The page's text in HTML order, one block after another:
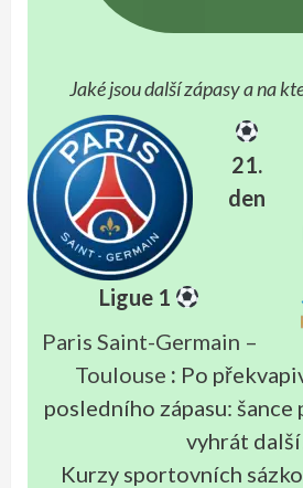
Jaké jsou další zápasy a na
21.
den
Ligue 1
Paris Saint-Germain –
Toulouse : Po
posledního zápasu: šance
vyhrát
Kurzy sportovních